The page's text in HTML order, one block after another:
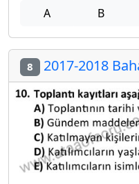
A B
8 2017-2018